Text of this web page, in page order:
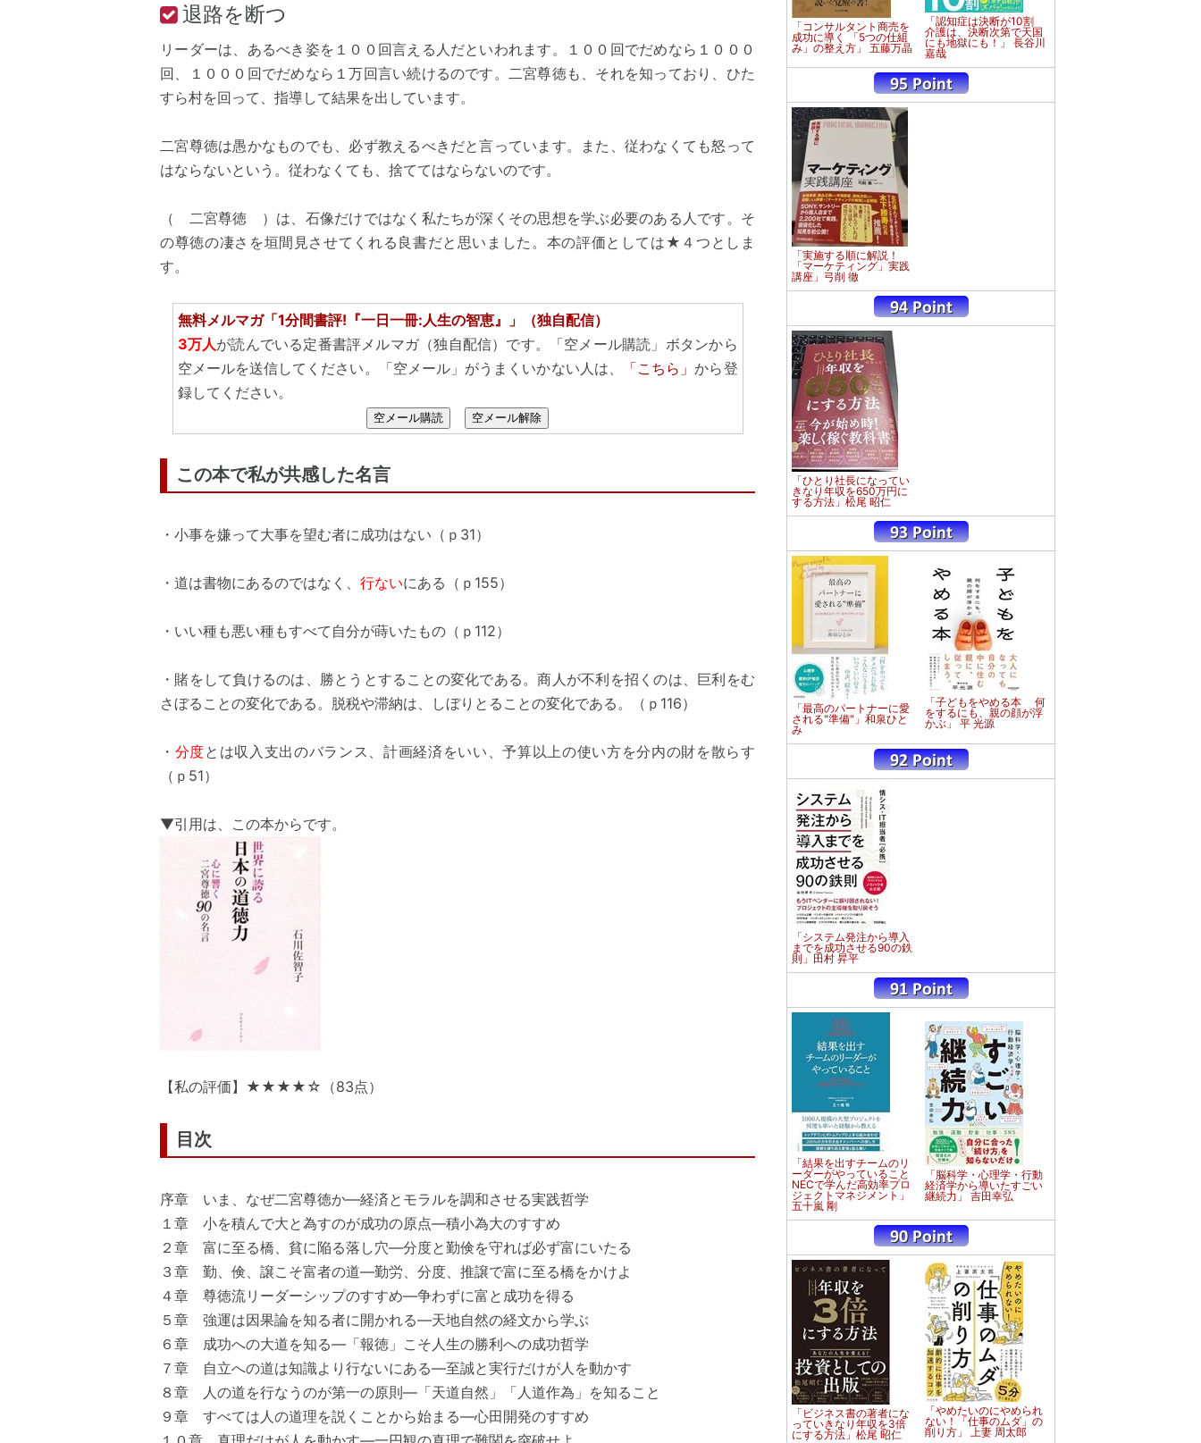
退路を断つ
リーダーは、あるべき姿を１００回言える人だといわれます。１００回でだめなら１０００
回、１０００回でだめなら１万回言い続けるのです。二宮尊徳も、それを知っており、ひた
すら村を回って、指導して結果を出しています。
二宮尊徳は愚かなものでも、必ず教えるべきだと言っています。また、従わなくても怒って
はならないという。従わなくても、捨ててはならないのです。
（ 二宮尊徳 ）は、石像だけではなく私たちが深くその思想を学ぶ必要のある人です。そ
の尊徳の凄さを垣間見させてくれる良書だと思いました。本の評価としては★４つとしま
す。
無料メルマガ「1分間書評!『一日一冊:人生の智恵』」（独自配信）
3万人が読んでいる定番書評メルマガ（独自配信）です。「空メール購読」ボタンから
空メールを送信してください。「空メール」がうまくいかない人は、
「こちら」から登
録してください。
空メール購読 空メール解除
この本で私が共感した名言
・小事を嫌って大事を望む者に成功はない（ｐ31）
・道は書物にあるのではなく、行ないにある（ｐ155）
・いい種も悪い種もすべて自分が蒔いたもの（ｐ112）
・賭をして負けるのは、勝とうとすることの変化である。商人が不利を招くのは、巨利をむ
さぼることの変化である。脱税や滞納は、しぼりとることの変化である。（ｐ116）
・ 分度とは収入支出のバランス、計画経済をいい、予算以上の使い方を分内の財を散らす
（ｐ51）
▼引用は、この本からです。
【私の評価】★★★★☆（83点）
目次
序章 いま、なぜ二宮尊徳か―経済とモラルを調和させる実践哲学
１章 小を積んで大と為すのが成功の原点―積小為大のすすめ
２章 富に至る橋、貧に陥る落し穴―分度と勤倹を守れば必ず富にいたる
３章 勤、倹、譲こそ富者の道―勤労、分度、推譲で富に至る橋をかけよ
４章 尊徳流リーダーシップのすすめ―争わずに富と成功を得る
５章 強運は因果論を知る者に開かれる―天地自然の経文から学ぶ
６章 成功への大道を知る―「報徳」こそ人生の勝利への成功哲学
７章 自立への道は知識より行ないにある―至誠と実行だけが人を動かす
８章 人の道を行なうのが第一の原則―「天道自然」「人道作為」を知ること
９章 すべては人の道理を説くことから始まる―心田開発のすすめ
「コンサルタント商売を
成功に導く 「5つの仕組
み」の整え方」 五藤万晶
「認知症は決断が10割
介護は、決断次第で天国
にも地獄にも！」 長谷川
嘉哉
「実施する順に解説！
「マーケティング」実践
講座」弓削 徹
「ひとり社長になってい
きなり年収を650万円に
する方法」松尾 昭仁
「最高のパートナーに愛
される"準備"」和泉ひと
み
「子どもをやめる本 何
をするにも、親の顔が浮
かぶ」 平 光源
「システム発注から導入
までを成功させる90の鉄
則」田村 昇平
「結果を出すチームのリ
ーダーがやっていること
NECで学んだ高効率プロ
ジェクトマネジメント」
五十嵐 剛
「脳科学・心理学・行動
経済学から導いたすごい
継続力」 吉田幸弘
「ビジネス書の著者にな
っていきなり年収を3倍
にする方法」松尾 昭仁
「やめたいのにやめられ
ない！「仕事のムダ」の
削り方」 上妻 周太郎